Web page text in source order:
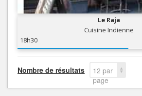
Le Raja
Cuisine Indienne
18h30
Nombre de résultats
12 par
page